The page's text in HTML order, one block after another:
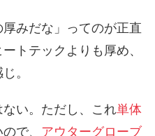
みだな」ってのが正直
トテックよりも厚め、
。
い。ただし、これ単体
で、 アウターグローブ